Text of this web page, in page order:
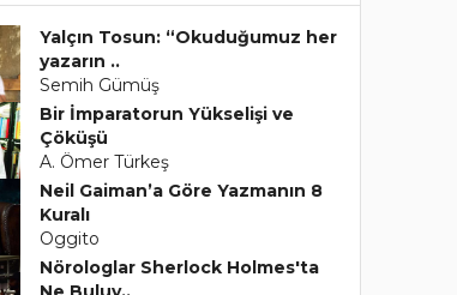
Yalçın Tosun: “Okuduğumuz her
yazarın ..
Semih Gümüş
Bir İmparatorun Yükselişi ve
Çöküşü
A. Ömer Türkeş
Neil Gaiman’a Göre Yazmanın 8
Kuralı
Oggito
Nörologlar Sherlock Holmes'ta